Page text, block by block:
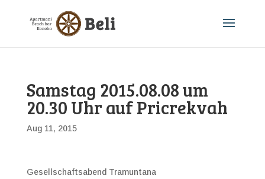
Samstag 2015.08.08 um
20.30 Uhr auf Pricrekvah
Aug 11, 2015
Gesellschaftsabend Tramuntana